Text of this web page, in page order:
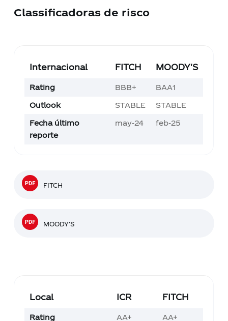
Classificadoras de risco
Internacional FITCH MOODY'S
Rating BBB+ BAA1
Outlook STABLE STABLE
Fecha último
reporte
may-24 feb-25
FITCH
MOODY'S
Local ICR FITCH
Rating AA+ AA+